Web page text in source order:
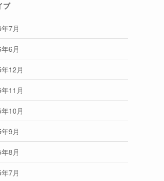
ブ
7月
6月
12月
11月
10月
9月
8月
7月